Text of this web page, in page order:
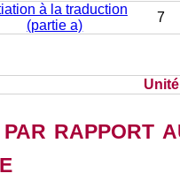
à la traduction
(partie a)
7
rapport